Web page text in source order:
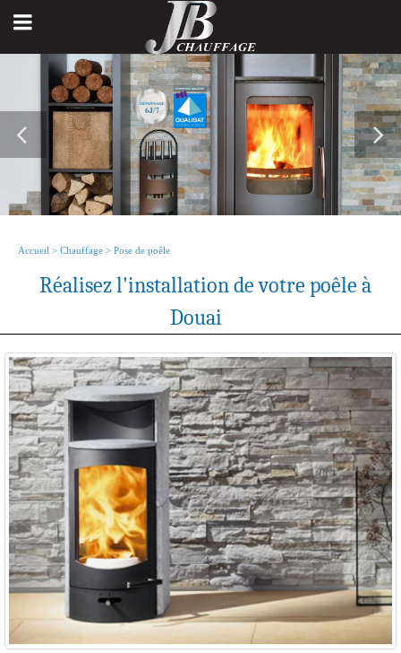
Accueil > Chauffage > Pose de poêle
Réalisez l'installation de votre poêle à
Douai